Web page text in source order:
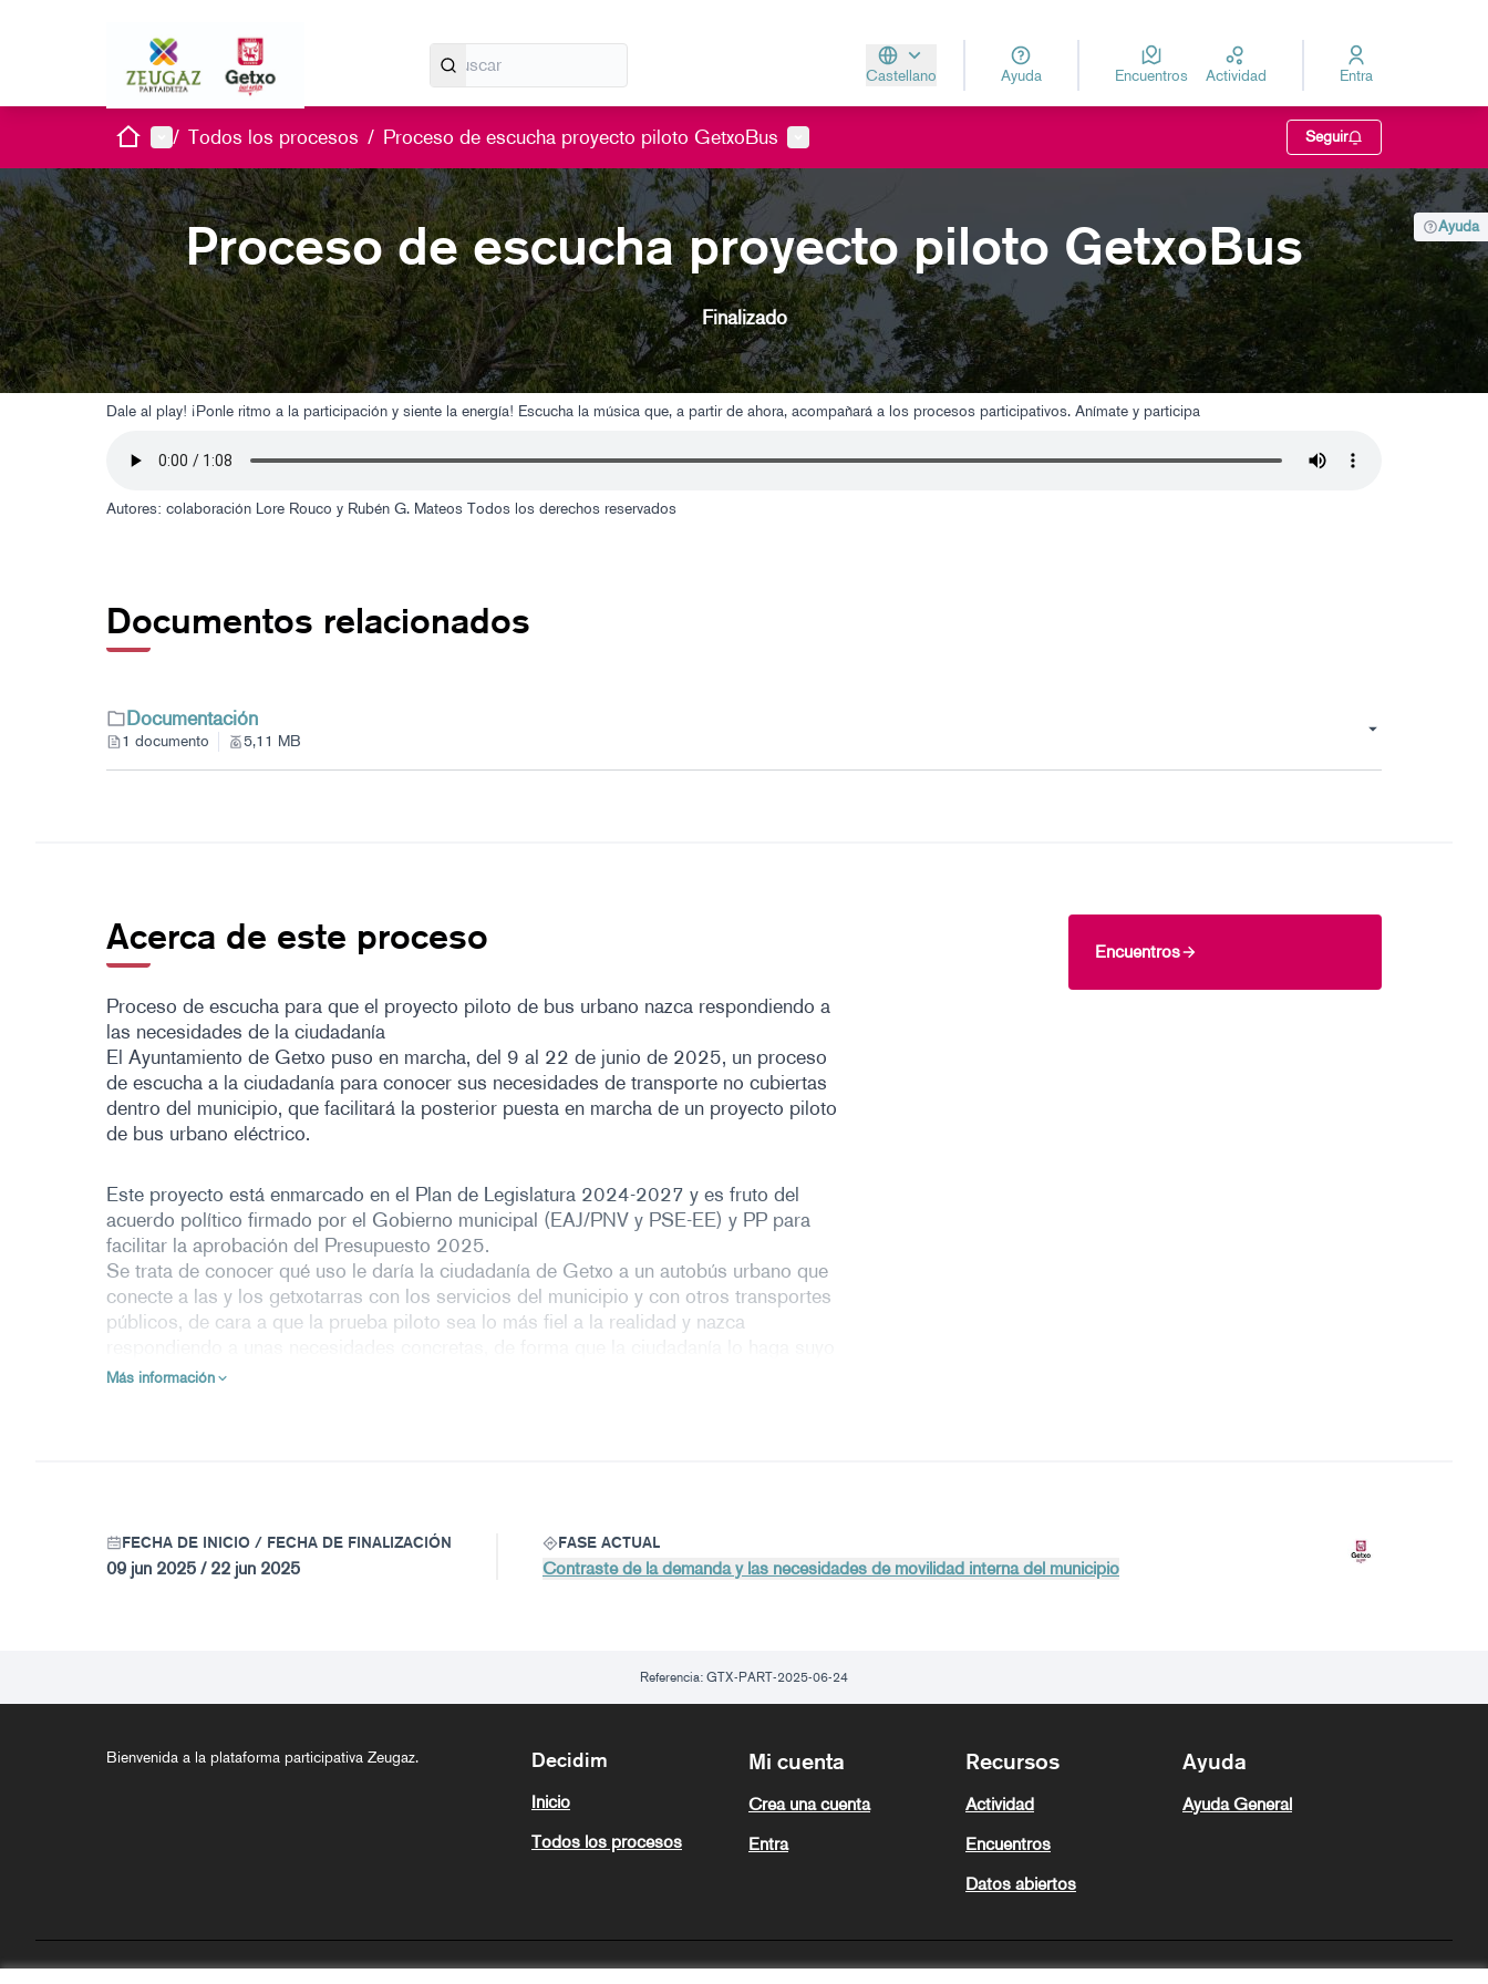
Castellano
Aukeratu hizkuntzaElegir el idioma
Ayuda Encuentros Actividad Entra
InicioMenú principal
/ Todos los procesos / Proceso de escucha proyecto piloto GetxoBus Menú de usuario Seguir
Ayuda
Proceso de escucha proyecto piloto GetxoBus
Finalizado
Dale al play! ¡Ponle ritmo a la participación y siente la energía! Escucha la música que, a partir de ahora, acompañará a los procesos participativos. Anímate y participa
Autores: colaboración Lore Rouco y Rubén G. Mateos Todos los derechos reservados
Documentos relacionados
Documentación
1 documento 5,11 MB
Acerca de este proceso
Proceso de escucha para que el proyecto piloto de bus urbano nazca respondiendo a
las necesidades de la ciudadanía
El Ayuntamiento de Getxo puso en marcha, del 9 al 22 de junio de 2025, un proceso
de escucha a la ciudadanía para conocer sus necesidades de transporte no cubiertas
dentro del municipio, que facilitará la posterior puesta en marcha de un proyecto piloto
de bus urbano eléctrico.
Este proyecto está enmarcado en el Plan de Legislatura 2024-2027 y es fruto del
acuerdo político firmado por el Gobierno municipal (EAJ/PNV y PSE-EE) y PP para
facilitar la aprobación del Presupuesto 2025.
Se trata de conocer qué uso le daría la ciudadanía de Getxo a un autobús urbano que
conecte a las y los getxotarras con los servicios del municipio y con otros transportes
públicos, de cara a que la prueba piloto sea lo más fiel a la realidad y nazca
en su movilidad habitual.
Más información
Encuentros
FECHA DE INICIO / FECHA DE FINALIZACIÓN
09 jun 2025 / 22 jun 2025
FASE ACTUAL
Contraste de la demanda y las necesidades de movilidad interna del municipio
Referencia: GTX-PART-2025-06-24
Bienvenida a la plataforma participativa Zeugaz. Decidim
Inicio
Todos los procesos
Mi cuenta
Crea una cuenta
Entra
Recursos
Actividad
Encuentros
Datos abiertos
Ayuda
Ayuda General